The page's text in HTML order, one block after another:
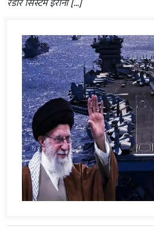
रडार सिस्टम ईरानी […]